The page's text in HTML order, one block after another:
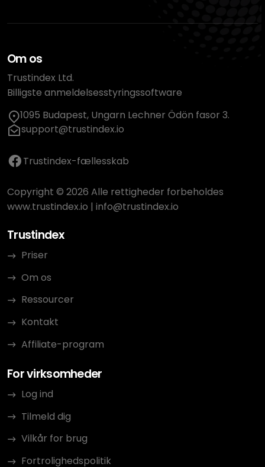
Om os
Trustindex Ltd.
Billigste anmeldelsesstyringssoftware
1095 Budapest, Ungarn Lechner Ödön fasor 3.
support@trustindex.io
Trustindex-fællesskab
Copyright © 2026 Alle rettigheder forbeholdes
www.trustindex.io | info@trustindex.io
Trustindex
Priser
Om os
Ressourcer
Kontakt
Affiliate-program
For virksomheder
Log ind
Tilmeld dig
Vilkår for brug
Fortrolighedspolitik